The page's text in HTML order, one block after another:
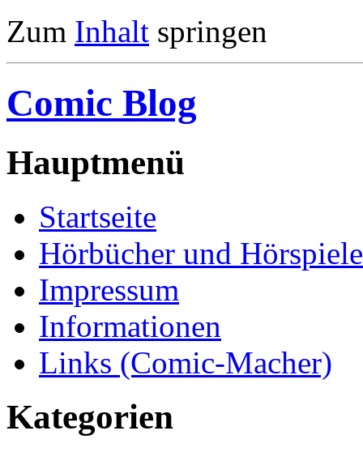
Zum Inhalt springen
Comic Blog
Hauptmenü
Startseite
Hörbücher und Hörspiele
Impressum
Informationen
Links (Comic-Macher)
Kategorien